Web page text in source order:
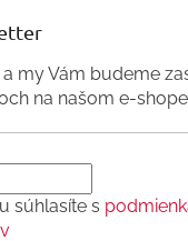
my Vám budeme
na našom e-
súhlasíte s